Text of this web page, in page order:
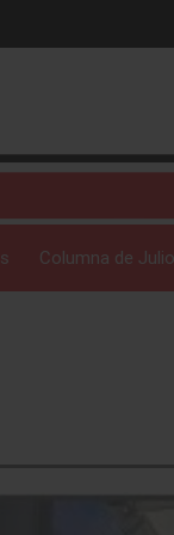
Columna de